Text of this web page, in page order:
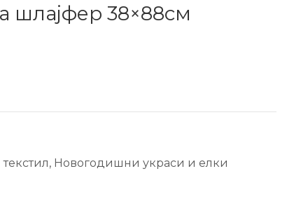
шлајфер 38×88см
, Новогодишни украси и елки